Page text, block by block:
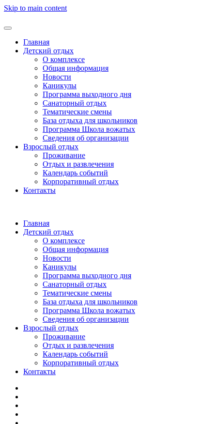
Skip to main content
Главная
Детский отдых
О комплексе
Общая информация
Новости
Каникулы
Программа выходного дня
Санаторный отдых
Тематические смены
База отдыха для школьников
Программа Школа вожатых
Cведения об организации
Взрослый отдых
Проживание
Отдых и развлечения
Календарь событий
Корпоративный отдых
Контакты
Главная
Детский отдых
О комплексе
Общая информация
Новости
Каникулы
Программа выходного дня
Санаторный отдых
Тематические смены
База отдыха для школьников
Программа Школа вожатых
Cведения об организации
Взрослый отдых
Проживание
Отдых и развлечения
Календарь событий
Корпоративный отдых
Контакты